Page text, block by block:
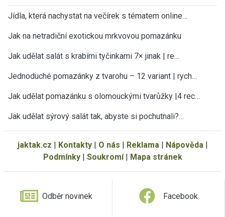
Jídla, která nachystat na večírek s tématem online…
Jak na netradiční exotickou mrkvovou pomazánku
Jak udělat salát s krabími tyčinkami 7× jinak | re…
Jednoduché pomazánky z tvarohu – 12 variant | rych…
Jak udělat pomazánku s olomouckými tvarůžky |4 rec…
Jak udělat sýrový salát tak, abyste si pochutnali?…
jaktak.cz | Kontakty| O nás | Reklama| Nápověda|
Podmínky| Soukromí| Mapa stránek
Odběr novinek Facebook